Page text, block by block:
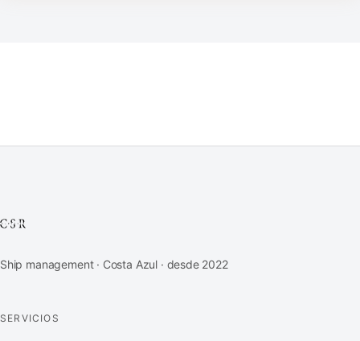
Ship management · Costa Azul · desde 2022
SERVICIOS